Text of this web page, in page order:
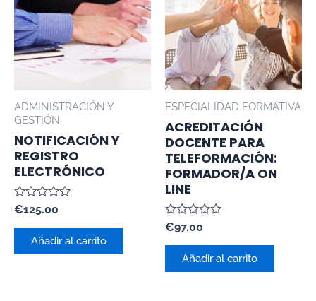
ADMINISTRACIÓN Y
GESTIÓN
NOTIFICACIÓN Y
REGISTRO
ELECTRÓNICO
Valorado
0
€125.00
Añadir al carrito
ESPECIALIDAD FORMATIVA
ACREDITACIÓN
DOCENTE PARA
TELEFORMACIÓN:
FORMADOR/A ON
LINE
Valorado
con
0
€97.00
Añadir al carrito